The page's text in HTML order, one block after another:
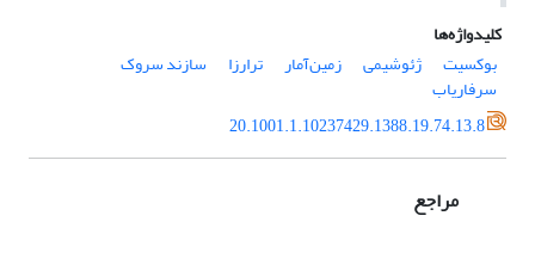
کلیدواژه‌ها
بوکسیت
ژئوشیمی زمین‌آمار ترارزا سازند سروک
سرفاریاب
20.1001.1.10237429.1388.19.74.13.8
مراجع